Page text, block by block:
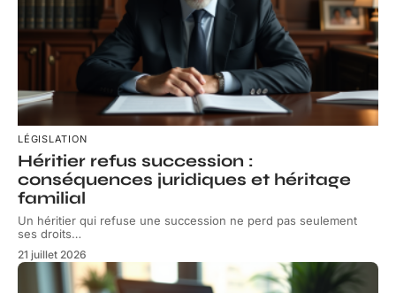
LÉGISLATION
Héritier refus succession :
conséquences juridiques et héritage
familial
Un héritier qui refuse une succession ne perd pas seulement
ses droits…
21 juillet 2026